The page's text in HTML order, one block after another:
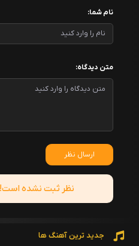
نام شما:
متن دیدگاه:
ارسال نظر
نظر ثبت نشده است!
جدید ترین آهنگ ها